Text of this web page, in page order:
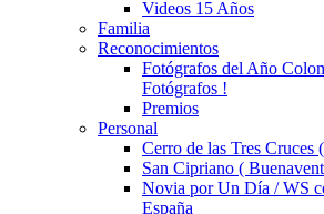
Videos 15 Años
Familia
Reconocimientos
Fotógrafos del Año
Fotógrafos !
Premios
Personal
Cerro de las Tres
San Cipriano (
Novia por Un Día / WS
España